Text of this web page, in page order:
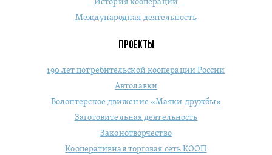
История кооперации
Международная деятельность
ПРОЕКТЫ
190 лет потребительской кооперации России
Автолавки
Волонтерское движение «Маяки дружбы»
Заготовительная деятельность
Законотворчество
Кооперативная торговая сеть КООП